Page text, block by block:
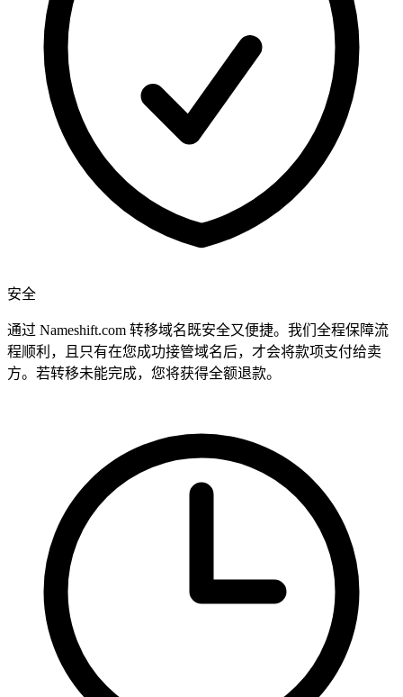
安全
通过 Nameshift.com 转移域名既安全又便捷。我们全程保障流
程顺利，且只有在您成功接管域名后，才会将款项支付给卖
方。若转移未能完成，您将获得全额退款。